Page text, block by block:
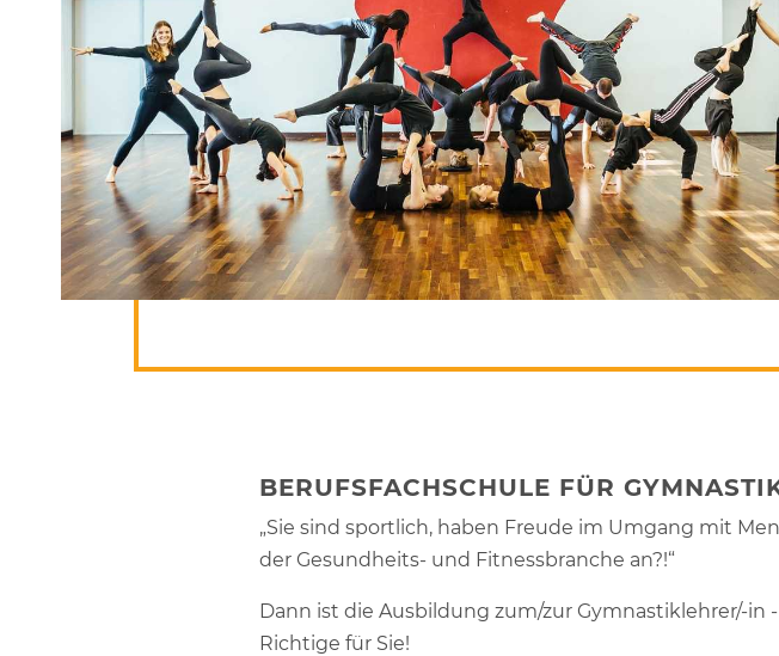
BERUFSFACHSCHULE FÜR
„Sie sind sportlich, haben Freude im Umgang mit
der Gesundheits- und Fitnessbranche an?!“
Dann ist die Ausbildung zum/zur Gymnastiklehrer/-in
Richtige für Sie!